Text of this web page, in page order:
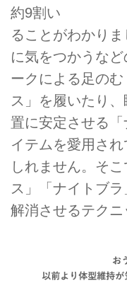
約9割い
ることがわかり
に気をつかうな
ークによる足の
ス」を履いたり
置に安定させる
イテムを愛用さ
しれません。そ
ス」「ナイトブ
解消させるテクニ